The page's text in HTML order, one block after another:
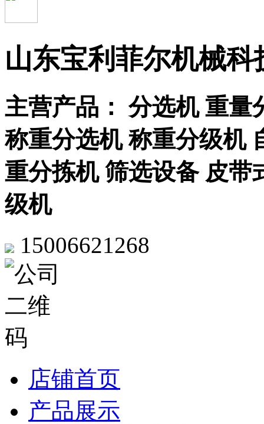
山东宝利菲尔机械科
主营产品： 分选机 重量
称重分选机 称重分级机
重分拣机 筛选设备 皮带
级机
15006621268
店铺首页
产品展示